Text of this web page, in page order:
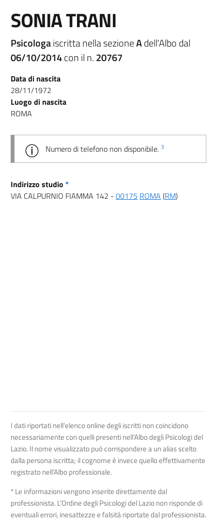
SONIA TRANI
Psicologaiscritta nella sezioneAdell'Albo dal
06/10/2014con il n.20767
Data di nascita
28/11/1972
Luogo di nascita
ROMA
Numero di telefono non disponibile. 3
Indirizzo studio *
VIA CALPURNIO FIAMMA 142 - 00175 ROMA (RM)
I dati riportati nell'elenco online degli iscritti non coincidono
necessariamente con quelli presenti nell’Albo degli Psicologi del
Lazio. Il nome visualizzato può corrispondere a un alias scelto
dalla persona iscritta; il cognome è invece quello effettivamente
registrato nell’Albo professionale.
* Le informazioni vengono inserite direttamente dal
professionista. L'Ordine degli Psicologi del Lazio non risponde di
eventuali errori, inesattezze e falsità riportate dal professionista.